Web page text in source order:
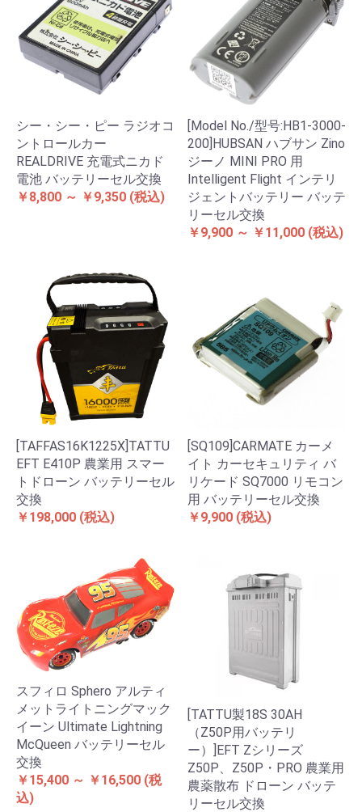
シー・シー・ピー ラジオコ
ントロールカー
REALDRIVE 充電式ニカド
電池 バッテリーセル交換
￥8,800 ～ ￥9,350 (税込)
[Model No./型号:HB1-3000-
200]HUBSAN ハブサン Zino
ジーノ MINI PRO 用
Intelligent Flight インテリ
ジェントバッテリー バッテ
リーセル交換
￥9,900 ～ ￥11,000 (税込)
[TAFFAS16K1225X]TATTU
EFT E410P 農業用 スマー
トドローン バッテリーセル
交換
￥198,000 (税込)
[SQ109]CARMATE カーメ
イト カーセキュリティ バ
リケード SQ7000 リモコン
用 バッテリーセル交換
￥9,900 (税込)
スフィロ Sphero アルティ
メットライトニングマック
イーン Ultimate Lightning
McQueen バッテリーセル
交換
￥15,400 ～ ￥16,500 (税
込)
[TATTU製18S 30AH
（Z50P用バッテリ
ー）]EFT Zシリーズ
Z50P、Z50P・PRO 農業用
農薬散布 ドローン バッテ
リーセル交換